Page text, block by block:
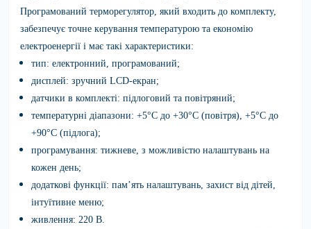
Програмований терморегулятор, який входить до комплекту,
забезпечує точне керування температурою та економію
електроенергії і має такі характеристики:
тип: електронний, програмований;
дисплей: зручний LCD-екран;
датчики в комплекті: підлоговий та повітряний;
температурні діапазони: +5°C до +30°C (повітря), +5°C до
+90°C (підлога);
програмування: тижневе, з можливістю налаштувань на
кожен день;
додаткові функції: пам’ять налаштувань, захист від дітей,
інтуїтивне меню;
живлення: 220 В.